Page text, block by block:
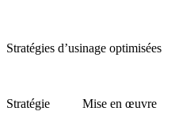
Stratégies d’usinage optimisées
Stratégie Mise en œuvre